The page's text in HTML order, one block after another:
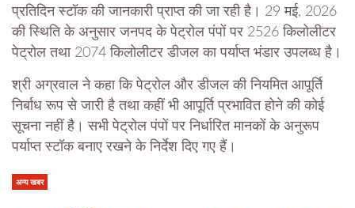
प्रतिदिन स्टॉक की जानकारी प्राप्त की जा रही है। 29 मई, 2026
की स्थिति के अनुसार जनपद के पेट्रोल पंपों पर 2526 किलोलीटर
पेट्रोल तथा 2074 किलोलीटर डीजल का पर्याप्त भंडार उपलब्ध है।
श्री अग्रवाल ने कहा कि पेट्रोल और डीजल की नियमित आपूर्ति
निर्बाध रूप से जारी है तथा कहीं भी आपूर्ति प्रभावित होने की कोई
सूचना नहीं है। सभी पेट्रोल पंपों पर निर्धारित मानकों के अनुरूप
पर्याप्त स्टॉक बनाए रखने के निर्देश दिए गए हैं।
अन्य खबर